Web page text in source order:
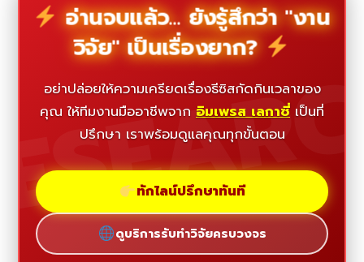
อ่านจบแล้ว... ยังรู้สึกว่า "งาน
วิจัย" เป็นเรื่องยาก?
อย่าปล่อยให้ความเครียดเรื่องธีซิสกัดกินเวลาของ
คุณ ให้ทีมงานมืออาชีพจาก อิมเพรส เลกาซี่ เป็นที่
ปรึกษา เราพร้อมดูแลคุณทุกขั้นตอน
ทักไลน์ปรึกษาทันที
ดูบริการรับทำวิจัยครบวงจร